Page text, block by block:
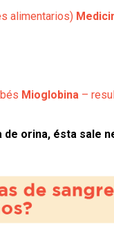
alimentarios)
Mioglobina –
de orina, ésta sale